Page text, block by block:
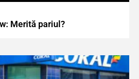
Merită pariul?